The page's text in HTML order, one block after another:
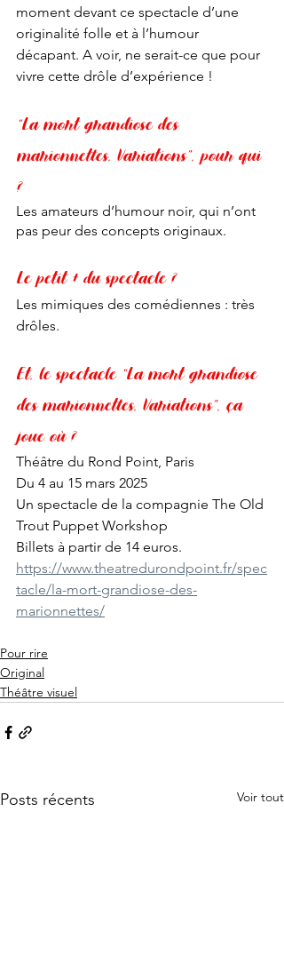
moment devant ce spectacle d’une
originalité folle et à l’humour
décapant. A voir, ne serait-ce que pour
vivre cette drôle d’expérience !
“La mort grandiose des
marionnettes, Variations”, pour qui
?
Les amateurs d’humour noir, qui n’ont
pas peur des concepts originaux.
Le petit + du spectacle ?
Les mimiques des comédiennes : très
drôles.
Et, le spectacle “La mort grandiose
des marionnettes, Variations”, ça
joue où ?
Théâtre du Rond Point, Paris
Du 4 au 15 mars 2025
Un spectacle de la compagnie The Old
Trout Puppet Workshop
Billets à partir de 14 euros.
https://www.theatredurondpoint.fr/spec
tacle/la-mort-grandiose-des-
marionnettes/
Pour rire
Original
Théâtre visuel
Posts récents Voir tout